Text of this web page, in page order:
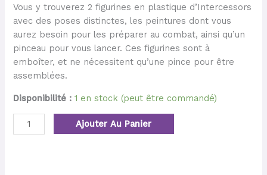
Vous y trouverez 2 figurines en plastique d’Intercessors
avec des poses distinctes, les peintures dont vous
aurez besoin pour les préparer au combat, ainsi qu’un
pinceau pour vous lancer. Ces figurines sont à
emboîter, et ne nécessitent qu’une pince pour être
assemblées.
Disponibilité : 1 en stock (peut être commandé)
Ajouter Au Panier